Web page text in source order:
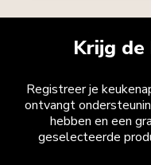
Krijg
Registreer je
ontvangt
hebben en een
geselecteerde